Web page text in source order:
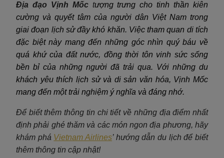
Địa đạo Vịnh Mốc tượng trưng cho tinh thần kiên
cường và quyết tâm của người dân Việt Nam trong
giai đoạn lịch sử đầy khó khăn. Việc tham quan di tích
đặc biệt này mang đến những góc nhìn quý báu về
quá khứ của đất nước, đồng thời tôn vinh sức sống
bền bỉ của những người đã trải qua. Với những du
khách yêu thích lịch sử và di sản văn hóa, Vịnh Mốc
mang đến một trải nghiệm ý nghĩa và đáng nhớ.
Để biết thêm thông tin chi tiết về những địa điểm nhất
định phải ghé thăm và các món ngon địa phương, hãy
khám phá Vietnam Airlines’ hướng dẫn du lịch để biết
thêm thông tin cập nhật!